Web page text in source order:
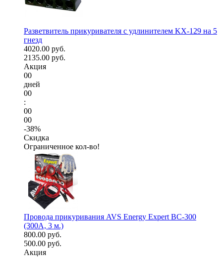
Разветвитель прикуривателя с удлинителем KX-129 на 5
гнезд
4020.00 руб.
2135.00 руб.
Акция
00
дней
00
:
00
00
-38%
Скидка
Ограниченное кол-во!
Провода прикуривания AVS Energy Expert BC-300
(300А, 3 м.)
800.00 руб.
500.00 руб.
Акция